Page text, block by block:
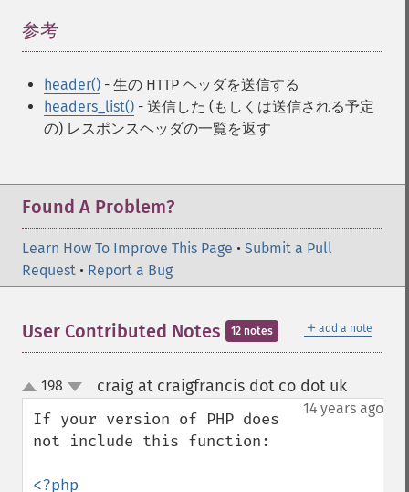
参考
header() - 生の HTTP ヘッダを送信する
headers_list() - 送信した (もしくは送信される予定
の) レスポンスヘッダの一覧を返す
Found A Problem?
Learn How To Improve This Page • Submit a Pull
Request • Report a Bug
＋ add a note
User Contributed Notes 12 notes
up
down
198 craig at craigfrancis dot co dot uk¶
14 years ago
If your version of PHP does
not include this function:
<?php